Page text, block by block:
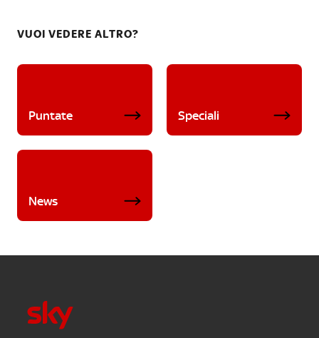
VUOI VEDERE ALTRO?
Puntate Speciali
News